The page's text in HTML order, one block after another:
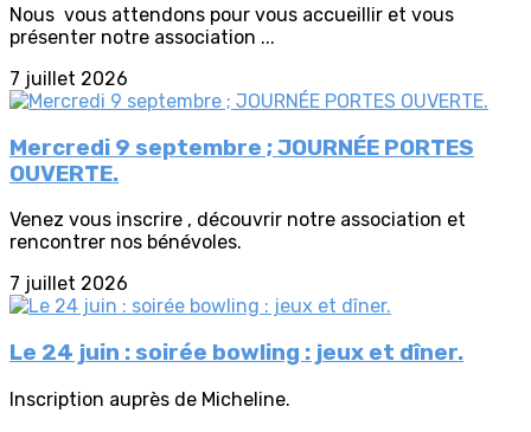
Nous vous attendons pour vous accueillir et vous
présenter notre association ...
7 juillet 2026
Mercredi 9 septembre ; JOURNÉE PORTES
OUVERTE.
Venez vous inscrire , découvrir notre association et
rencontrer nos bénévoles.
7 juillet 2026
Le 24 juin : soirée bowling : jeux et dîner.
Inscription auprès de Micheline.